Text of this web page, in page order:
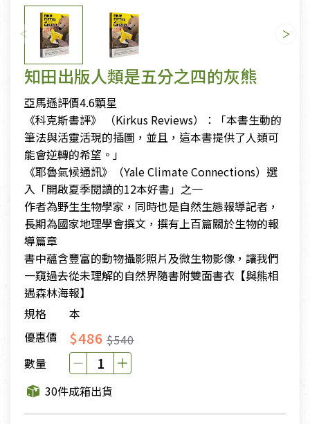
知田出版人類是五分之四的灰熊
亞馬遜評價4.6顆星
《科克斯書評》 （Kirkus Reviews）：「本書生動的
筆法與活靈活現的插圖，並且，這本書提供了人類可
能會逆轉的希望。」
《耶魯氣候通訊》（Yale Climate Connections）選
入「開啟夏季閱讀的12本好書」之一
作者為野生生物學家，同時也是自然生態報導記者，
長期為國家地理學會撰文，撰有上百篇關於生物的報
導篇章
書中蘊含豐富的動物攝影照片及微生物影像，讓我們
一窺過去從未理解的自然界隨書附雙面書衣【與熊相
遇森林海報】
規格
本
優惠價
$486 $540
數量
30件成箱出貨